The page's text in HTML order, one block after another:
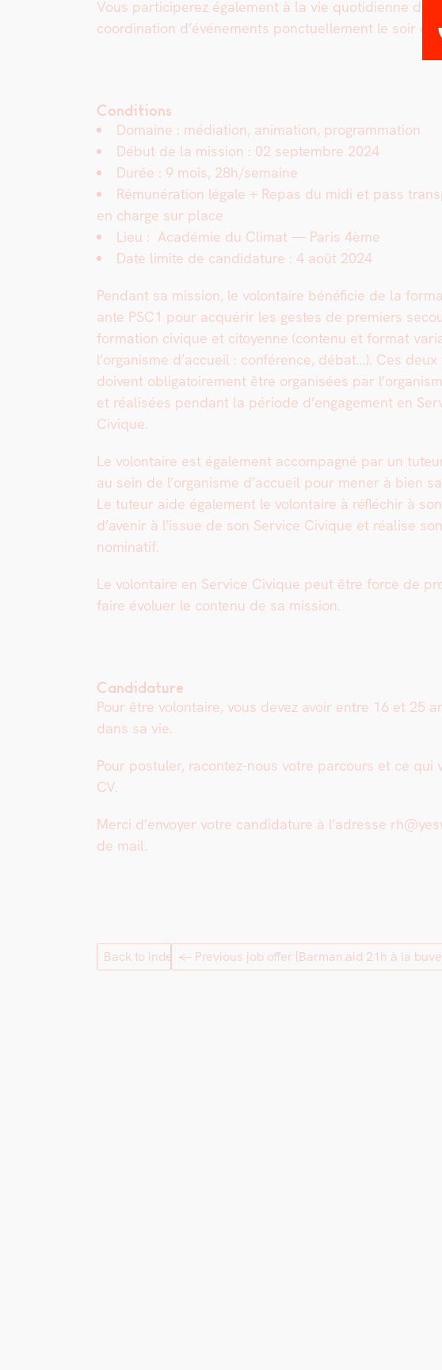
Vous par­ticiperez égale­ment à la vie quo­ti­di­enne de
coor­di­na­tion d’événements ponctuelle­ment le soir et
Conditions
Domaine : médi­a­tion, ani­ma­tion, pro­gram­ma­tion
Début de la mis­sion : 02 sep­tem­bre 2024
Durée : 9 mois, 28h/semaine
Rémunéra­tion légale + Repas du midi et pass
en charge sur place
Lieu : Académie du Cli­mat — Paris 4ème
Date lim­ite de can­di­da­ture : 4 août 2024
Pen­dant sa mis­sion, le volon­taire béné­fi­cie de la
ante PSC1 pour acquérir les gestes de pre­miers
for­ma­tion civique et citoyenne (con­tenu et for­mat
l’or­gan­isme d’ac­cueil : con­férence, débat…). Ces
doivent oblig­a­toire­ment être organ­isées par
et réal­isées pen­dant la péri­ode d’en­gage­ment en
Civique.
Le volon­taire est égale­ment accom­pa­g­né par un
au sein de l’or­gan­isme d’ac­cueil pour men­er à bien
Le tuteur aide égale­ment le volon­taire à réfléchir à
d’avenir à l’is­sue de son Ser­vice Civique et réalise
nom­i­natif.
Le volon­taire en Ser­vice Civique peut être force de
faire évoluer le con­tenu de sa mis­sion.
Candidature
Pour être volon­taire, vous devez avoir entre 16 et 25
dans sa vie.
Pour pos­tuler, racon­tez-nous votre par­cours et ce
CV.
Mer­ci d’en­voy­er votre can­di­da­ture à l’adresse
de mail.
Back to index ← Previous job offer [Barman.aid 21h à la